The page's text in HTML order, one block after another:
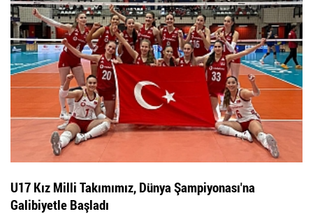
U17 Kız Milli Takımımız, Dünya Şampiyonası'na
Galibiyetle Başladı